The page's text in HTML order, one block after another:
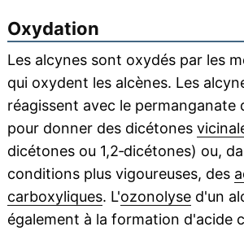
Oxydation
Les alcynes sont oxydés par les
qui oxydent les alcènes. Les
réagissent avec le permanganate
pour donner des dicétones
dicétones ou 1,2‐dicétones) ou,
conditions plus vigoureuses, des
carboxyliques. L'ozonolysed'un
également à la formation d'acide